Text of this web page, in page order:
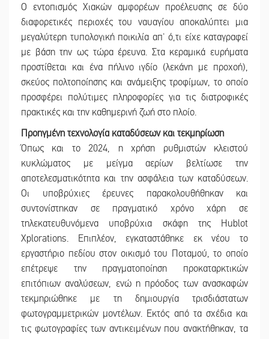
Ο εντοπισμός Χιακών αμφορέων προέλευσης σε δύο
διαφορετικές περιοχές του ναυαγίου αποκαλύπτει μια
μεγαλύτερη τυπολογική ποικιλία απ' ό,τι είχε καταγραφεί
με βάση την ως τώρα έρευνα. Στα κεραμικά ευρήματα
προστίθεται και ένα πήλινο ιγδίο (λεκάνη με προχοή),
σκεύος πολτοποίησης και ανάμειξης τροφίμων, το οποίο
προσφέρει πολύτιμες πληροφορίες για τις διατροφικές
πρακτικές και την καθημερινή ζωή στο πλοίο.
Προηγμένη τεχνολογία καταδύσεων και τεκμηρίωση
Όπως και το 2024, η χρήση ρυθμιστών κλειστού
κυκλώματος με μείγμα αερίων βελτίωσε την
αποτελεσματικότητα και την ασφάλεια των καταδύσεων.
Οι υποβρύχιες έρευνες παρακολουθήθηκαν και
συντονίστηκαν σε πραγματικό χρόνο χάρη σε
τηλεκατευθυνόμενα υποβρύχια σκάφη της Hublot
Xplorations. Επιπλέον, εγκαταστάθηκε εκ νέου το
εργαστήριο πεδίου στον οικισμό του Ποταμού, το οποίο
επέτρεψε την πραγματοποίηση προκαταρκτικών
επιτόπιων αναλύσεων, ενώ η πρόοδος των ανασκαφών
τεκμηριώθηκε με τη δημιουργία τρισδιάστατων
φωτογραμμετρικών μοντέλων. Εκτός από τα σχέδια και
τις φωτογραφίες των αντικειμένων που ανακτήθηκαν, τα